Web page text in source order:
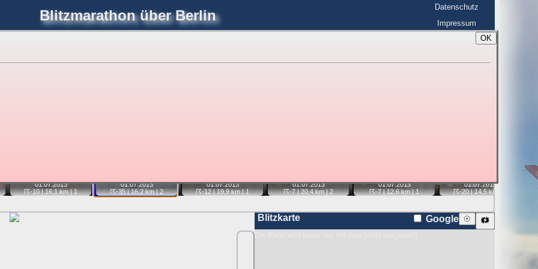
OK
Blitzmarathonüber Berlin
joerglorenz.de
Datenschutz
Impressum
Blitzmarathon Am Himmel Luftfahrt Blitzmarathon ☰
01.07.2013
☈-10| 16,1 km |1
01.07.2013
☈-35| 16,2 km |2
01.07.2013
☈-12| 19,9 km |1
01.07.2013
☈-7| 20,4 km |2
01.07.2013
☈-7| 12,6 km |1
01.07.2013
☈-20| 14,5 km |
Blitzkarte 🗱
☉
Google